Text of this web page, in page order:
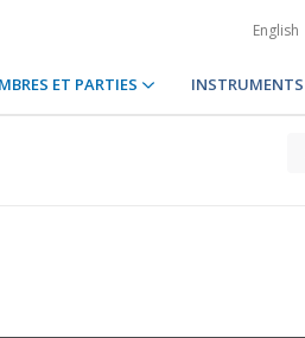
English
ET PARTIES INSTRUMENTS